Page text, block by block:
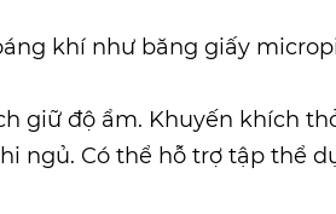
khí như băng giấy
giữ độ ẩm. Khuyến khích
ngủ. Có thể hỗ trợ tập thể